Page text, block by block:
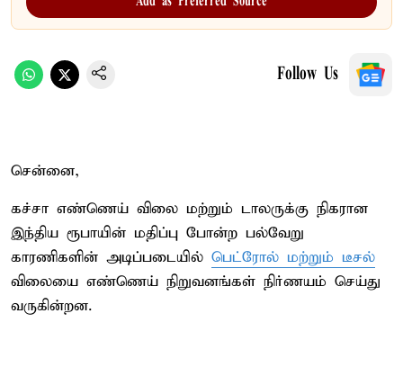
Follow Us
சென்னை,
கச்சா எண்ணெய் விலை மற்றும் டாலருக்கு நிகரான
இந்திய ரூபாயின் மதிப்பு போன்ற பல்வேறு
காரணிகளின் அடிப்படையில் பெட்ரோல் மற்றும் டீசல்
விலையை எண்ணெய் நிறுவனங்கள் நிர்ணயம் செய்து
வருகின்றன.